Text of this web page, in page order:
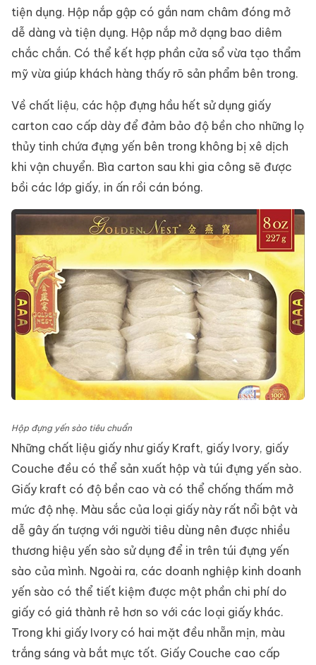
tiện dụng. Hộp nắp gập có gắn nam châm đóng mở
dễ dàng và tiện dụng. Hộp nắp mở dạng bao diêm
chắc chắn. Có thể kết hợp phần cửa sổ vừa tạo thẩm
mỹ vừa giúp khách hàng thấy rõ sản phẩm bên trong.
Về chất liệu, các hộp đựng hầu hết sử dụng giấy
carton cao cấp dày để đảm bảo độ bền cho những lọ
thủy tinh chứa đựng yến bên trong không bị xê dịch
khi vận chuyển. Bìa carton sau khi gia công sẽ được
bồi các lớp giấy, in ấn rồi cán bóng.
Hộp đựng yến sào tiêu chuẩn
Những chất liệu giấy như giấy Kraft, giấy Ivory, giấy
Couche đều có thể sản xuất hộp và túi đựng yến sào.
Giấy kraft có độ bền cao và có thể chống thấm mở
mức độ nhẹ. Màu sắc của loại giấy này rất nổi bật và
dễ gây ấn tượng với người tiêu dùng nên được nhiều
thương hiệu yến sào sử dụng để in trên túi đựng yến
sào của mình. Ngoài ra, các doanh nghiệp kinh doanh
yến sào có thể tiết kiệm được một phần chi phí do
giấy có giá thành rẻ hơn so với các loại giấy khác.
Trong khi giấy Ivory có hai mặt đều nhẵn mịn, màu
trắng sáng và bắt mực tốt. Giấy Couche cao cấp